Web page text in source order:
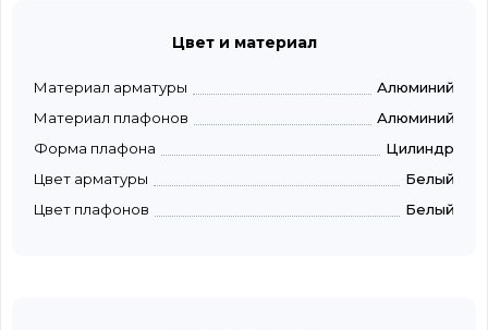
Цвет и материал
Материал арматуры
Алюминий
Материал плафонов
Алюминий
Форма плафона
Цилиндр
Цвет арматуры
Белый
Цвет плафонов
Белый